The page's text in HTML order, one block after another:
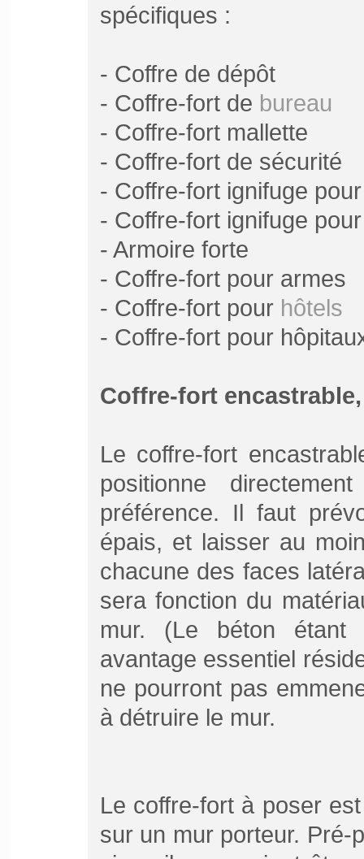
spécifiques :
- Coffre de dépôt
- Coffre-fort de bureau
- Coffre-fort mallette
- Coffre-fort de sécurité
- Coffre-fort ignifuge
- Coffre-fort ignifuge
- Armoire forte
- Coffre-fort pour armes
- Coffre-fort pour hôtels
- Coffre-fort pour
Coffre-fort
Le coffre-fort
positionne
préférence. Il faut
épais, et laisser au
chacune des faces
sera fonction du
mur. (Le béton étant
avantage essentiel
ne pourront pas
à détruire le mur.
Le coffre-fort à poser
sur un mur porteur. Pré-